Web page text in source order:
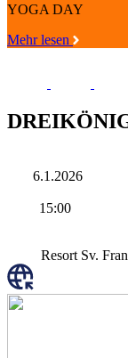
YOGA DAY
Mehr lesen
6.1.2026
15:00
Resort Sv.